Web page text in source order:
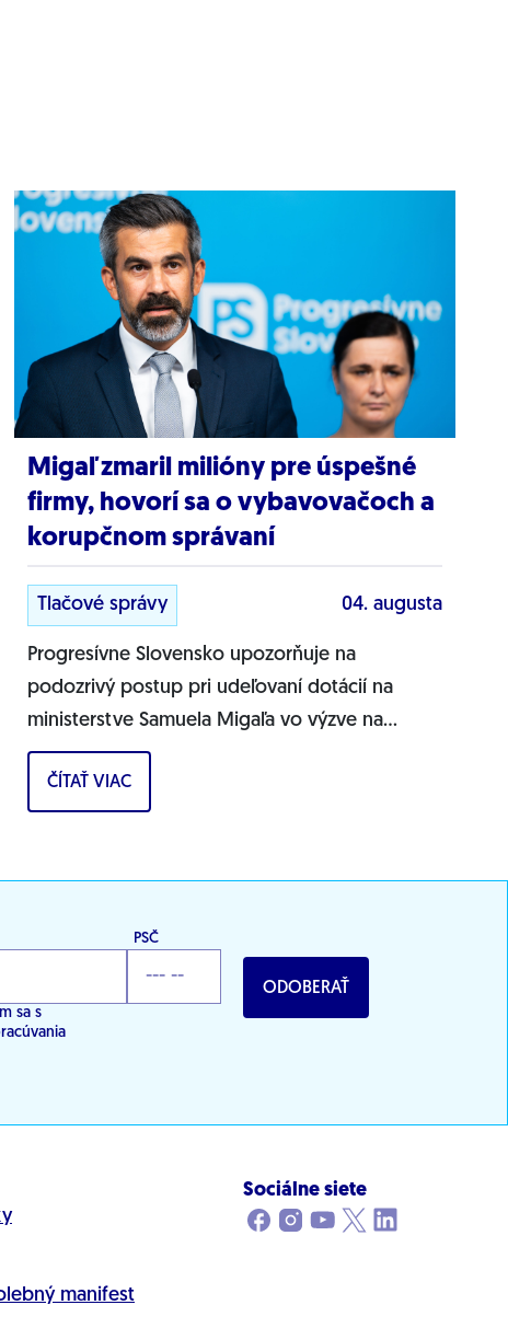
Migaľ zmaril milióny pre úspešné
firmy, hovorí sa o vybavovačoch a
korupčnom správaní
Tlačové správy 04. augusta
Progresívne Slovensko upozorňuje na
podozrivý postup pri udeľovaní dotácií na
ministerstve Samuela Migaľa vo výzve na
podporu výskumu a vývoja v oblasti digitálnej
transformácie...
ČÍTAŤ VIAC
PSČ
sa s
ODOBERAŤ
manifest
Sociálne siete